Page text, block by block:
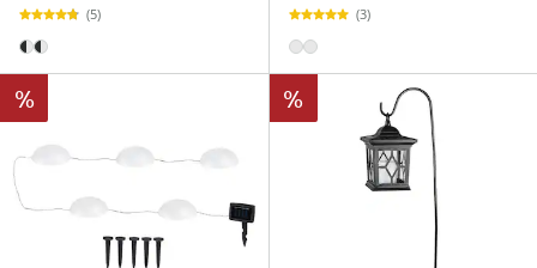
(5) (3)
% %